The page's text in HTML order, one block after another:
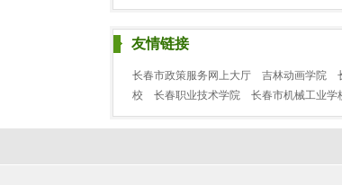
友情链接
长春市政策服务网上大厅 吉林动画学院
校
长春职业技术学院 长春市机械工业学